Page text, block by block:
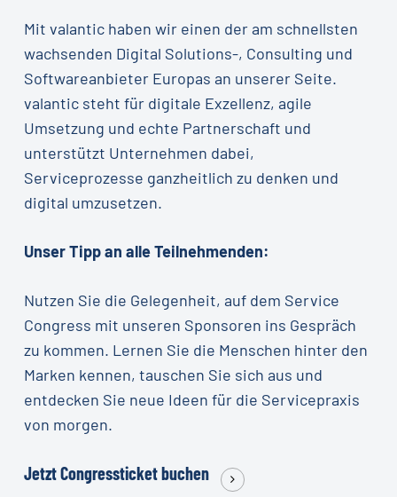
Mit valantic haben wir einen der am schnellsten
wachsenden Digital Solutions-, Consulting und
Softwareanbieter Europas an unserer Seite.
valantic steht für digitale Exzellenz, agile
Umsetzung und echte Partnerschaft und
unterstützt Unternehmen dabei,
Serviceprozesse ganzheitlich zu denken und
digital umzusetzen.
Unser Tipp an alle Teilnehmenden:
Nutzen Sie die Gelegenheit, auf dem Service
Congress mit unseren Sponsoren ins Gespräch
zu kommen. Lernen Sie die Menschen hinter den
Marken kennen, tauschen Sie sich aus und
entdecken Sie neue Ideen für die Servicepraxis
von morgen.
Jetzt Congressticket buchen